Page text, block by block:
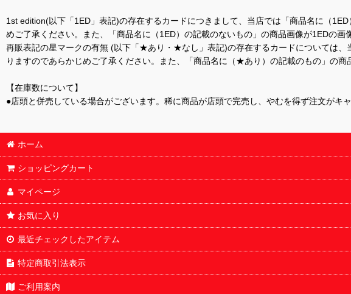
1st edition(以下「1ED」表記)の存在するカードにつきまして、当店では「商品名に（
めご了承ください。また、「商品名に（1ED）の記載のないもの」の商品画像が1EDの
再販表記の星マークの有無 (以下「★あり・★なし」表記)の存在するカードについては
りますのであらかじめご了承ください。また、「商品名に（★あり）の記載のもの」の
【在庫数について】
●店頭と併売している場合がございます。稀に商品が店頭で完売し、やむを得ず注文がキ
ホーム
ショッピングカート
マイページ
お気に入り
最近チェックしたアイテム
特定商取引法表示
ご利用案内